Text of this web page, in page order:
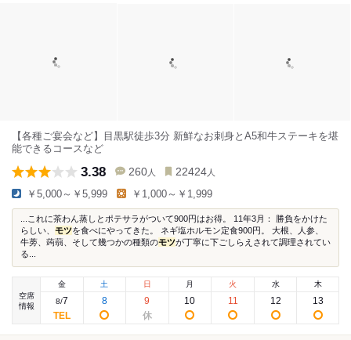
【各種ご宴会など】目黒駅徒歩3分 新鮮なお刺身とA5和牛ステーキを堪
能できるコースなど
3.38 260 人 22424 人
￥5,000～￥5,999 ￥1,000～￥1,999
...これに茶わん蒸しとポテサラがついて900円はお得。 11年3月： 勝負をかけた
らしい、 モツを食べにやってきた。 ネギ塩ホルモン定食900円。 大根、人参、
牛蒡、蒟蒻、そして幾つかの種類のモツが丁寧に下ごしらえされて調理されてい
る...
空席
情報
金
8/7
土
8
日
9
月
10
火
11
水
12
木
13